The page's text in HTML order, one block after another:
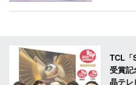
TCL「
受賞
晶テ